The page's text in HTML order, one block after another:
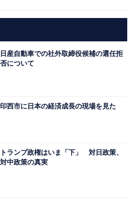
日産自動車での社外取締役候補の選任拒
否について
印西市に日本の経済成長の現場を見た
トランプ政権はいま「下」 対日政策、
対中政策の真実